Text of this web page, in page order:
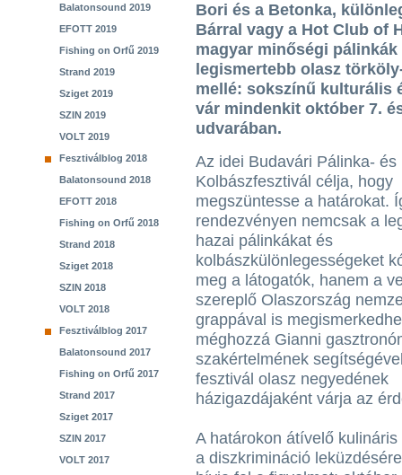
Balatonsound 2019
EFOTT 2019
Fishing on Orfű 2019
Strand 2019
Sziget 2019
SZIN 2019
VOLT 2019
Fesztiválblog 2018
Balatonsound 2018
EFOTT 2018
Fishing on Orfű 2018
Strand 2018
Sziget 2018
SZIN 2018
VOLT 2018
Fesztiválblog 2017
Balatonsound 2017
Fishing on Orfű 2017
Strand 2017
Sziget 2017
SZIN 2017
VOLT 2017
Bori és a Betonka,
Bárral vagy a Hot Club of
magyar minőségi
legismertebb olasz
mellé: sokszínű kulturális
vár mindenkit október 7.
udvarában.
Az idei Budavári Pálinka- és
Kolbászfesztivál célja, hogy
megszüntesse a határokat.
rendezvényen nemcsak a
hazai pálinkákat és
kolbászkülönlegességeket
meg a látogatók, hanem a
szereplő Olaszország
grappával is
méghozzá Gianni
szakértelmének
fesztivál olasz negyedének
házigazdájaként várja az
A határokon átívelő
a diszkrimináció